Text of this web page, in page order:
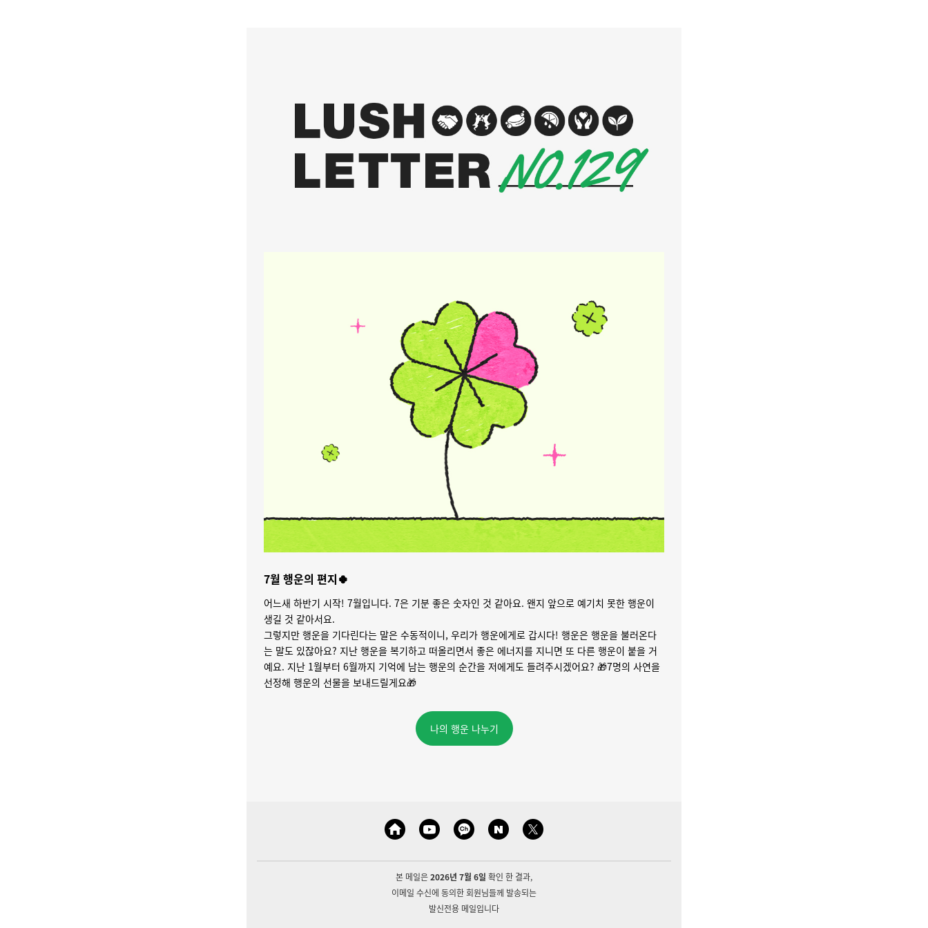
7월 행운의 편지🍀
어느새 하반기 시작! 7월입니다. 7은 기분 좋은 숫자인 것 같아요. 왠지 앞으로 예기치 못한 행운이
생길 것 같아서요.
그렇지만 행운을 기다린다는 말은 수동적이니, 우리가 행운에게로 갑시다! 행운은 행운을 불러온다
는 말도 있잖아요? 지난 행운을 복기하고 떠올리면서 좋은 에너지를 지니면 또 다른 행운이 붙을 거
예요. 지난 1월부터 6월까지 기억에 남는 행운의 순간을 저에게도 들려주시겠어요? 🎁7명의 사연을
선정해 행운의 선물을 보내드릴게요🎁
나의 행운 나누기
본 메일은2026년 7월 6일 확인 한 결과,
이메일 수신에 동의한 회원님들께 발송되는
발신전용 메일입니다